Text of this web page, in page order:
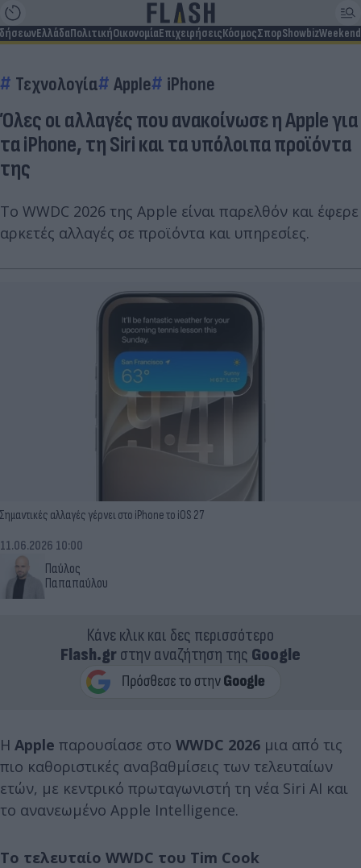
ΕλλάδαΠολιτικήΟικονομίαΕπιχειρήσειςΚόσμοςΣπορShowbizWeekend
Τεχνολογία Apple iPhone
Όλες οι αλλαγές που ανακοίνωσε η Apple για
τα iPhone, τη Siri και τα υπόλοιπα προϊόντα
της
Το WWDC 2026 της Apple είναι παρελθόν και έφερε
αρκετές αλλαγές σε προϊόντα και υπηρεσίες.
Σημαντικές αλλαγές γέρνει στο iPhone το iOS 27
Παύλος
Παπαπαύλου
11.06.2026 10:00
Κάνε κλικ και δες περισσότερο
Flash.grστην αναζήτηση της Google
Η Apple παρουσίασε στο WWDC 2026 μια από τις
πιο καθοριστικές αναβαθμίσεις των τελευταίων
ετών, με κεντρικό πρωταγωνιστή τη νέα Siri AI και
το ανανεωμένο Apple Intelligence.
Το τελευταίο WWDC του Tim Cook